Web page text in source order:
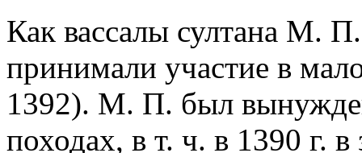
Как вассалы султана М.
принимали участие в
1392). М. П. был
походах, в т. ч. в 1390 г.